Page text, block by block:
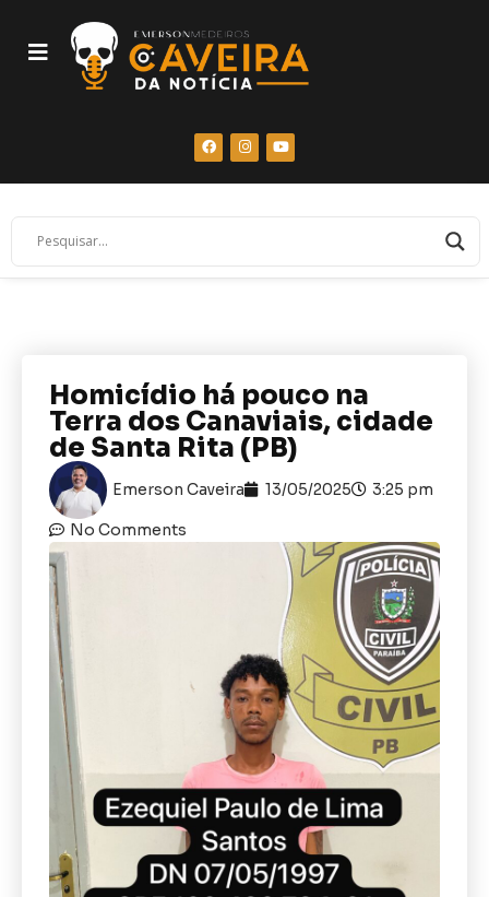
Homicídio há pouco na
Terra dos Canaviais, cidade
de Santa Rita (PB)
Emerson Caveira 13/05/2025 3:25 pm
No Comments